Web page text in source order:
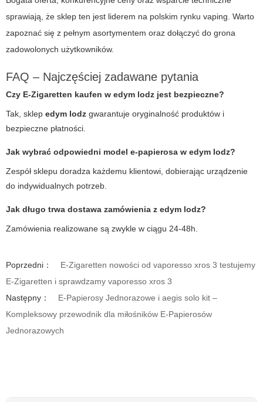
sprawiają, że sklep ten jest liderem na polskim rynku vaping. Warto
zapoznać się z pełnym asortymentem oraz dołączyć do grona
zadowolonych użytkowników.
FAQ – Najczęściej zadawane pytania
Czy E-Zigaretten kaufen w edym lodz jest bezpieczne?
Tak, sklep edym lodz gwarantuje oryginalność produktów i
bezpieczne płatności.
Jak wybrać odpowiedni model e-papierosa w edym lodz?
Zespół sklepu doradza każdemu klientowi, dobierając urządzenie
do indywidualnych potrzeb.
Jak długo trwa dostawa zamówienia z edym lodz?
Zamówienia realizowane są zwykle w ciągu 24-48h.
Poprzedni：
E-Zigaretten nowości od vaporesso xros 3 testujemy
E-Zigaretten i sprawdzamy vaporesso xros 3
Następny：
E-Papierosy Jednorazowe i aegis solo kit –
Kompleksowy przewodnik dla miłośników E-Papierosów
Jednorazowych